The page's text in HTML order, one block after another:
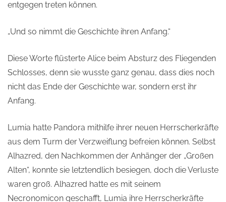
entgegen treten können.
„Und so nimmt die Geschichte ihren Anfang.“
Diese Worte flüsterte Alice beim Absturz des Fliegenden
Schlosses, denn sie wusste ganz genau, dass dies noch
nicht das Ende der Geschichte war, sondern erst ihr
Anfang.
Lumia hatte Pandora mithilfe ihrer neuen Herrscherkräfte
aus dem Turm der Verzweiflung befreien können. Selbst
Alhazred, den Nachkommen der Anhänger der „Großen
Alten“, konnte sie letztendlich besiegen, doch die Verluste
waren groß. Alhazred hatte es mit seinem
Necronomicon geschafft, Lumia ihre Herrscherkräfte